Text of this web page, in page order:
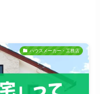
ハウスメーカー・工務店